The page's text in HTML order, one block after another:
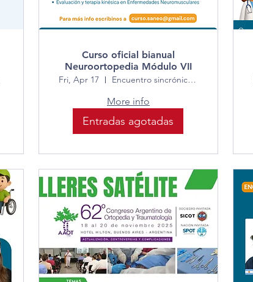
Curso oficial bianual
Neuroortopedia Módulo VII
Fri, Apr 17 Encuentro sincrónico vía Zoom
More info
Entradas agotadas